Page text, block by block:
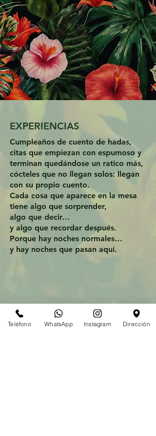
altera lo esperado, y de
pronto, lo conocido vuelve a ser un
descubrimiento.
Menú
Blog
EXPERIENCIAS
Cumpleaños de cuento de hadas,
citas que empiezan con espumoso y
terminan quedándose un ratico más,
cócteles que no llegan solos: llegan
con su propio cuento.
Cada cosa que aparece en la mesa
tiene algo que sorprender,
algo que decir…
y algo que recordar después.
Porque hay noches normales…
y hay noches que pasan aquí.
Teléfono WhatsApp Instagram Dirección